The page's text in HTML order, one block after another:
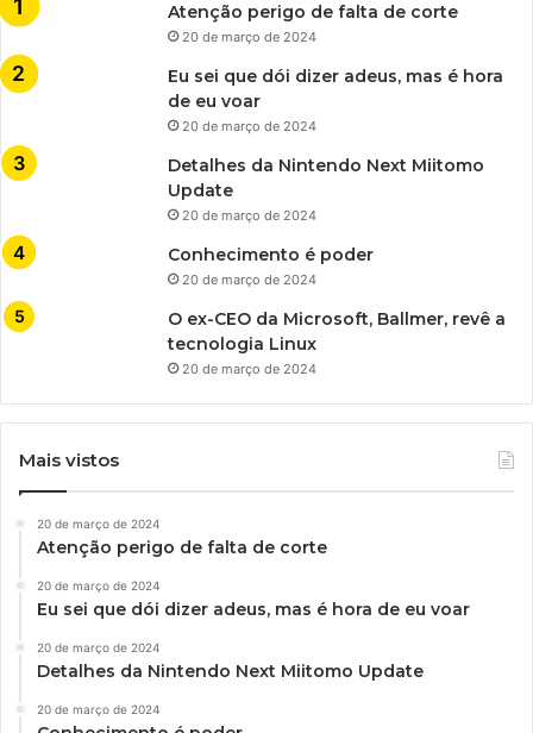
Atenção perigo de falta de corte
20 de março de 2024
Eu sei que dói dizer adeus, mas é hora
de eu voar
20 de março de 2024
Detalhes da Nintendo Next Miitomo
Update
20 de março de 2024
Conhecimento é poder
20 de março de 2024
O ex-CEO da Microsoft, Ballmer, revê a
tecnologia Linux
20 de março de 2024
Mais vistos
20 de março de 2024
Atenção perigo de falta de corte
20 de março de 2024
Eu sei que dói dizer adeus, mas é hora de eu voar
20 de março de 2024
Detalhes da Nintendo Next Miitomo Update
20 de março de 2024